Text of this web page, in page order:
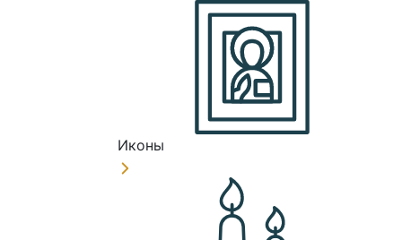
Иконы